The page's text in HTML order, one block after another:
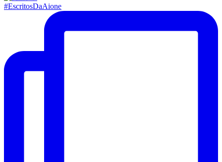
#EscritosDaAione